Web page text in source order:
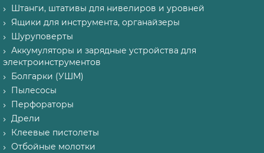
Штанги, штативы для нивелиров и уровней
Ящики для инструмента, органайзеры
Шуруповерты
Аккумуляторы и зарядные устройства для
электроинструментов
Болгарки (УШМ)
Пылесосы
Перфораторы
Дрели
Клеевые пистолеты
Отбойные молотки